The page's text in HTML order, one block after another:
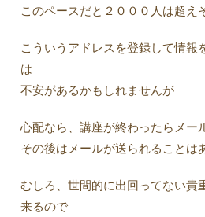
このペースだと２０００人は超え
こういうアドレスを登録して情報
は
不安があるかもしれませんが
心配なら、講座が終わったらメー
その後はメールが送られることは
むしろ、世間的に出回ってない貴
来るので